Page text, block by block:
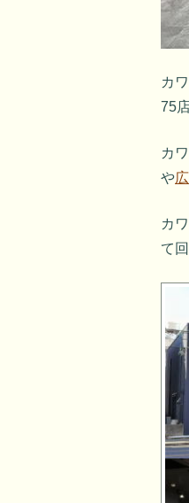
カ
75
カ
や
カ
て